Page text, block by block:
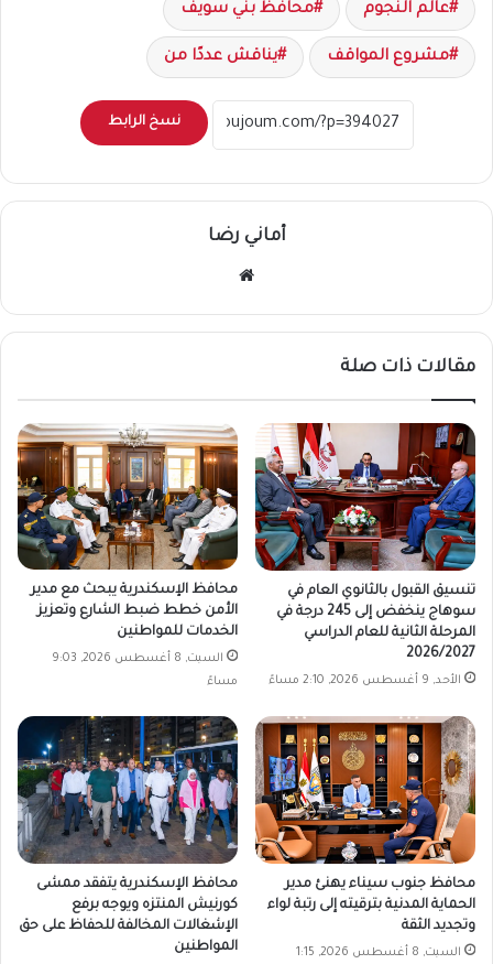
عالم النجوم محافظ بني سويف
مشروع المواقف يناقش عددًا من
نسخ الرابط
أماني رضا
مقالات ذات صلة
تنسيق القبول بالثانوي العام في
سوهاج ينخفض إلى 245 درجة في
المرحلة الثانية للعام الدراسي
2026/2027
الأحد, 9 أغسطس 2026, 2:10 مساءً
محافظ الإسكندرية يبحث مع مدير
الأمن خطط ضبط الشارع وتعزيز
الخدمات للمواطنين
السبت, 8 أغسطس 2026, 9:03
مساءً
محافظ جنوب سيناء يهنئ مدير
الحماية المدنية بترقيته إلى رتبة لواء
وتجديد الثقة
السبت, 8 أغسطس 2026, 1:15
محافظ الإسكندرية يتفقد ممشى
كورنيش المنتزه ويوجه برفع
الإشغالات المخالفة للحفاظ على حق
المواطنين